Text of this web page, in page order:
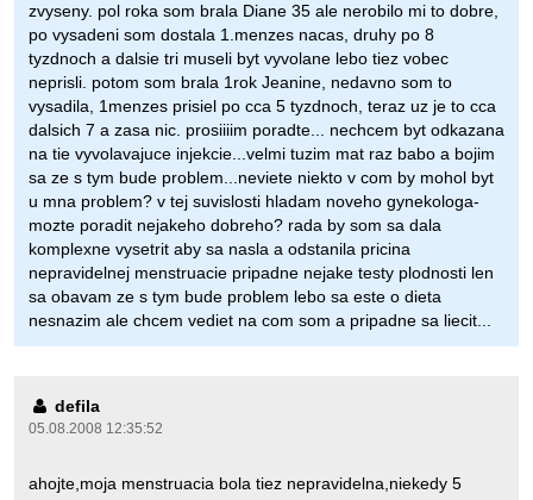
zvyseny. pol roka som brala Diane 35 ale nerobilo mi to dobre,
po vysadeni som dostala 1.menzes nacas, druhy po 8
tyzdnoch a dalsie tri museli byt vyvolane lebo tiez vobec
neprisli. potom som brala 1rok Jeanine, nedavno som to
vysadila, 1menzes prisiel po cca 5 tyzdnoch, teraz uz je to cca
dalsich 7 a zasa nic. prosiiiim poradte... nechcem byt odkazana
na tie vyvolavajuce injekcie...velmi tuzim mat raz babo a bojim
sa ze s tym bude problem...neviete niekto v com by mohol byt
u mna problem? v tej suvislosti hladam noveho gynekologa-
mozte poradit nejakeho dobreho? rada by som sa dala
komplexne vysetrit aby sa nasla a odstanila pricina
nepravidelnej menstruacie pripadne nejake testy plodnosti len
sa obavam ze s tym bude problem lebo sa este o dieta
nesnazim ale chcem vediet na com som a pripadne sa liecit...
defila
05.08.2008 12:35:52
ahojte,moja menstruacia bola tiez nepravidelna,niekedy 5